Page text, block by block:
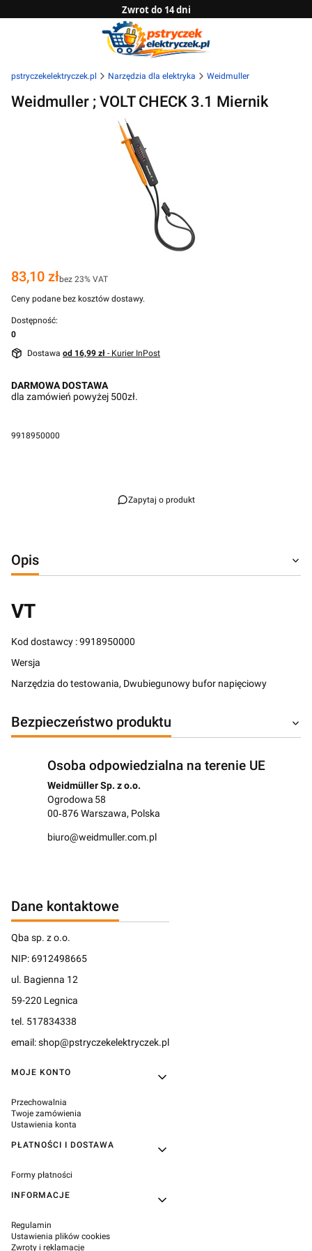
Zwrot do 14 dni
Sprawdź naszą ofertę B2B
pstryczekelektryczek.pl Narzędzia dla elektryka Weidmuller
Weidmuller ; VOLT CHECK 3.1 Miernik
Cena
83,10 złbez 23% VAT
Ceny podane bez kosztów dostawy.
Dostępność:
0
Dostawa od 16,99 zł - Kurier InPost
DARMOWA DOSTAWA
dla zamówień powyżej 500zł.
9918950000
Zapytaj o produkt
Opis
VT
Kod dostawcy : 9918950000
Wersja
Narzędzia do testowania, Dwubiegunowy bufor napięciowy
Bezpieczeństwo produktu
Osoba odpowiedzialna na terenie UE
Weidmüller Sp. z o.o.
Ogrodowa 58
00‑876 Warszawa, Polska
biuro@weidmuller.com.pl
Dane kontaktowe
Qba sp. z o.o.
NIP: 6912498665
ul. Bagienna 12
59-220 Legnica
tel. 517834338
email: shop@pstryczekelektryczek.pl
Linki w stopce
MOJE KONTO
Przechowalnia
Twoje zamówienia
Ustawienia konta
PŁATNOŚCI I DOSTAWA
Formy płatności
INFORMACJE
Regulamin
Ustawienia plików cookies
Zwroty i reklamacje